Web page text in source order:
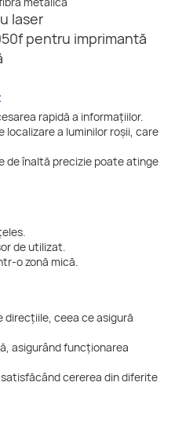
rapidă a informațiilor.
localizare a luminilor roșii, care
de înaltă precizie poate atinge
de utilizat.
o zonă mică.
ceea ce asigură
asigurând funcționarea
cererea din diferite